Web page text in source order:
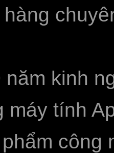
kinh
máy tính
công